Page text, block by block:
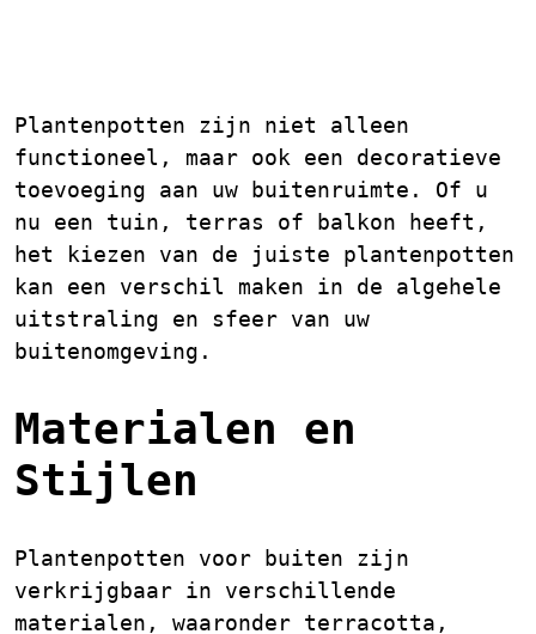
Plantenpotten zijn niet alleen
functioneel, maar ook een decoratieve
toevoeging aan uw buitenruimte. Of u
nu een tuin, terras of balkon heeft,
het kiezen van de juiste plantenpotten
kan een verschil maken in de algehele
uitstraling en sfeer van uw
buitenomgeving.
Materialen en
Stijlen
Plantenpotten voor buiten zijn
verkrijgbaar in verschillende
materialen, waaronder terracotta,